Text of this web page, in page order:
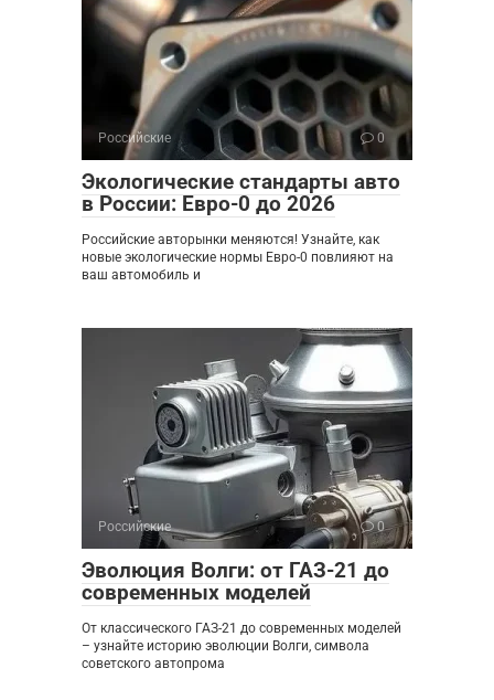
Российские 0
Экологические стандарты авто
в России: Евро-0 до 2026
Российские авторынки меняются! Узнайте, как
новые экологические нормы Евро-0 повлияют на
ваш автомобиль и
Российские 0
Эволюция Волги: от ГАЗ-21 до
современных моделей
От классического ГАЗ-21 до современных моделей
– узнайте историю эволюции Волги, символа
советского автопрома